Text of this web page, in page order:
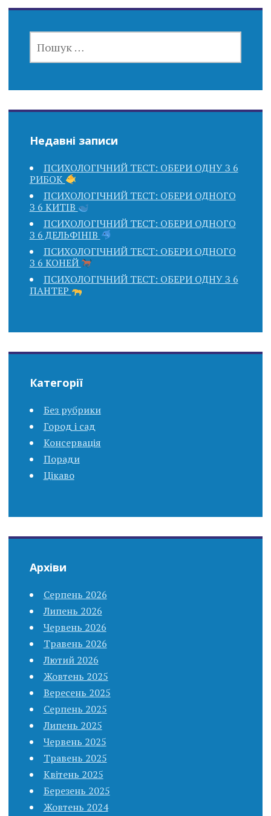
Недавні записи
ПСИХОЛОГІЧНИЙ ТЕСТ: ОБЕРИ ОДНУ З 6
РИБОК
ПСИХОЛОГІЧНИЙ ТЕСТ: ОБЕРИ ОДНОГО
З 6 КИТІВ
ПСИХОЛОГІЧНИЙ ТЕСТ: ОБЕРИ ОДНОГО
З 6 ДЕЛЬФІНІВ
ПСИХОЛОГІЧНИЙ ТЕСТ: ОБЕРИ ОДНОГО
З 6 КОНЕЙ
ПСИХОЛОГІЧНИЙ ТЕСТ: ОБЕРИ ОДНУ З 6
ПАНТЕР
Категорії
Без рубрики
Город і сад
Консервація
Поради
Цікаво
Архіви
Серпень 2026
Липень 2026
Червень 2026
Травень 2026
Лютий 2026
Жовтень 2025
Вересень 2025
Серпень 2025
Липень 2025
Червень 2025
Травень 2025
Квітень 2025
Березень 2025
Жовтень 2024